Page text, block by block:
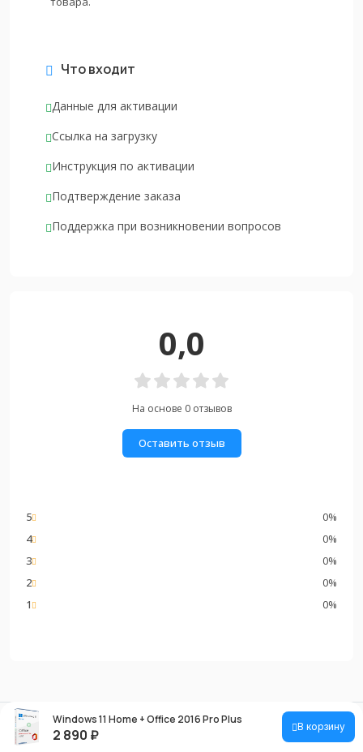
Что входит
Данные для активации
Ссылка на загрузку
Инструкция по активации
Подтверждение заказа
Поддержка при возникновении вопросов
0,0
На основе 0 отзывов
Оставить отзыв
5
0%
4
0%
3
0%
2
0%
1
0%
Windows 11 Home + Office 2016 Pro Plus
2 890 ₽ В корзину